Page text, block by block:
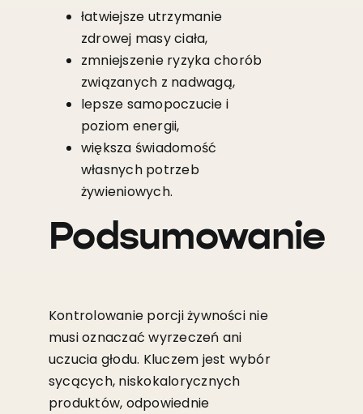
łatwiejsze utrzymanie
zdrowej masy ciała,
zmniejszenie ryzyka chorób
związanych z nadwagą,
lepsze samopoczucie i
poziom energii,
większa świadomość
własnych potrzeb
żywieniowych.
Podsumowanie
Kontrolowanie porcji żywności nie
musi oznaczać wyrzeczeń ani
uczucia głodu. Kluczem jest wybór
sycących, niskokalorycznych
produktów, odpowiednie